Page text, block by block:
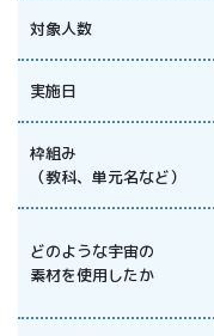
対象人数
実施日
枠組み
（教科、単元名など）
どのような宇宙の
素材を使用したか